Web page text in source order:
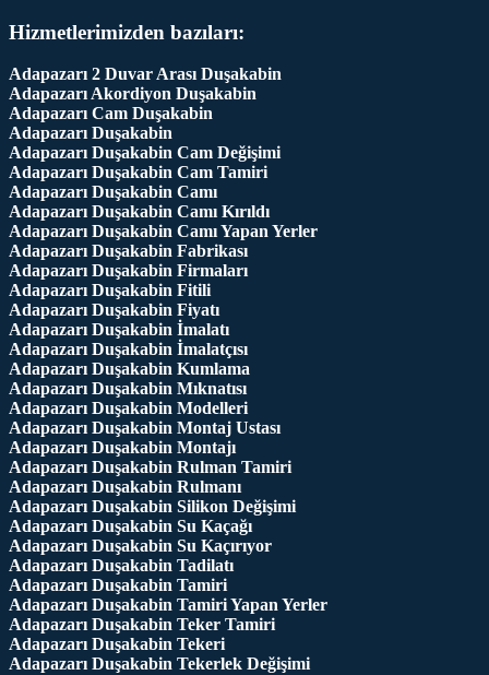
Hizmetlerimizden bazıları:
Adapazarı 2 Duvar Arası Duşakabin
Adapazarı Akordiyon Duşakabin
Adapazarı Cam Duşakabin
Adapazarı Duşakabin
Adapazarı Duşakabin Cam Değişimi
Adapazarı Duşakabin Cam Tamiri
Adapazarı Duşakabin Camı
Adapazarı Duşakabin Camı Kırıldı
Adapazarı Duşakabin Camı Yapan Yerler
Adapazarı Duşakabin Fabrikası
Adapazarı Duşakabin Firmaları
Adapazarı Duşakabin Fitili
Adapazarı Duşakabin Fiyatı
Adapazarı Duşakabin İmalatı
Adapazarı Duşakabin İmalatçısı
Adapazarı Duşakabin Kumlama
Adapazarı Duşakabin Mıknatısı
Adapazarı Duşakabin Modelleri
Adapazarı Duşakabin Montaj Ustası
Adapazarı Duşakabin Montajı
Adapazarı Duşakabin Rulman Tamiri
Adapazarı Duşakabin Rulmanı
Adapazarı Duşakabin Silikon Değişimi
Adapazarı Duşakabin Su Kaçağı
Adapazarı Duşakabin Su Kaçırıyor
Adapazarı Duşakabin Tadilatı
Adapazarı Duşakabin Tamiri
Adapazarı Duşakabin Tamiri Yapan Yerler
Adapazarı Duşakabin Teker Tamiri
Adapazarı Duşakabin Tekeri
Adapazarı Duşakabin Tekerlek Değişimi